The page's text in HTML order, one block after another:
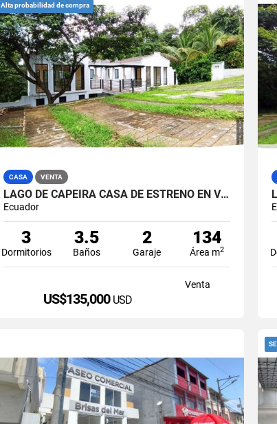
Alta probabilidad de compra
CASA VENTA
LAGO DE CAPEIRA CASA DE ESTRENO EN VENTA
Ecuador
3
Dormitorios
3.5
Baños
2
Garaje
134
Área m2
Venta
US$135,000 USD